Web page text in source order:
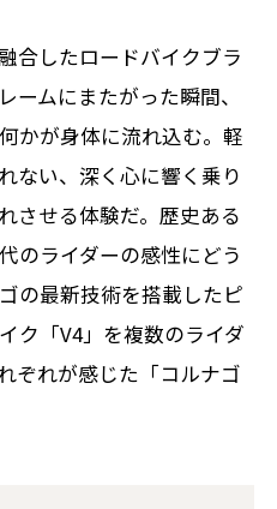
合したロードバイクブラ
ームにまたがった瞬間、
かが身体に流れ込む。軽
ない、深く心に響く乗り
せる体験だ。歴史ある
のライダーの感性にどう
の最新技術を搭載したピ
ク「V4」を複数のライダ
ぞれが感じた「コルナゴ